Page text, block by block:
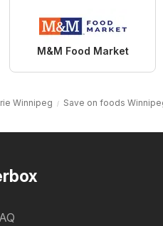
M&M Food Market
Winnipeg Save on foods